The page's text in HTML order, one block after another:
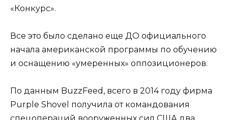
«Конкурс».
Все это было сделано еще ДО официального
начала американской программы по обучению
и оснащению «умеренных» оппозиционеров.
По данным BuzzFeed, всего в 2014 году фирма
Purple Shovel получила от командования